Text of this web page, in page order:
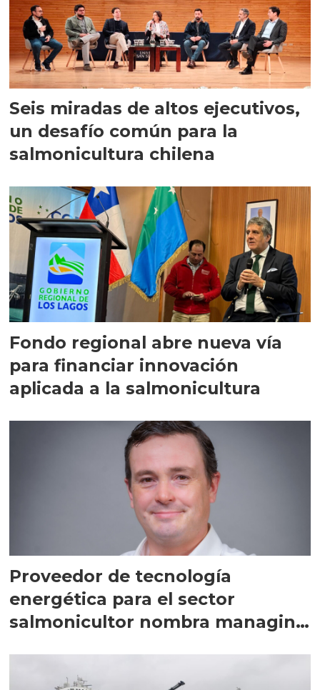
Seis miradas de altos ejecutivos,
un desafío común para la
salmonicultura chilena
Fondo regional abre nueva vía
para financiar innovación
aplicada a la salmonicultura
Proveedor de tecnología
energética para el sector
salmonicultor nombra managing